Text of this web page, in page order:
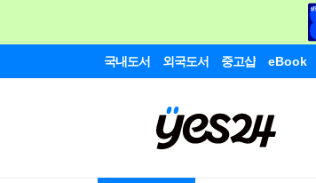
국내도서 외국도서 중고샵 eBook